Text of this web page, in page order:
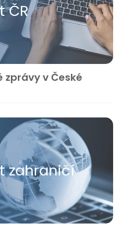
ČR
zprávy v České
zahraničí